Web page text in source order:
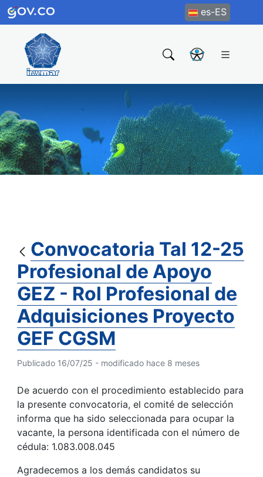
es-ES
Convocatoria Tal 12-25
Profesional de Apoyo
GEZ - Rol Profesional de
Adquisiciones Proyecto
GEF CGSM
Publicado 16/07/25 - modificado hace 8 meses
De acuerdo con el procedimiento establecido para
la presente convocatoria, el comité de selección
informa que ha sido seleccionada para ocupar la
vacante, la persona identificada con el número de
cédula: 1.083.008.045
Agradecemos a los demás candidatos su